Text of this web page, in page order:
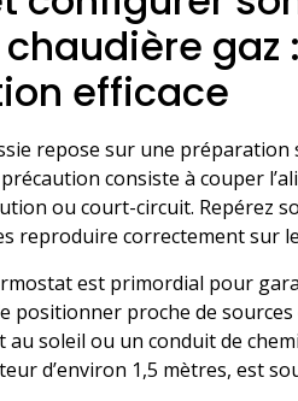
gaz
efficace
repose sur une préparation
consiste à couper
ou court-circuit. Repérez
reproduire correctement sur
est primordial pour
positionner proche de
au soleil ou un conduit de
d’environ 1,5 mètres, est